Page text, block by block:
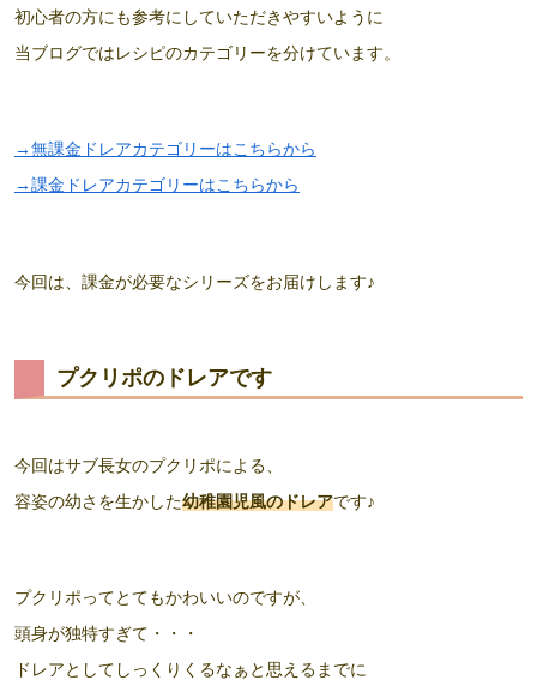
初心者の方にも参考にしていただきやすいように
当ブログではレシピのカテゴリーを分けています。
→無課金ドレアカテゴリーはこちらから
→課金ドレアカテゴリーはこちらから
今回は、課金が必要なシリーズをお届けします♪
プクリポのドレアです
今回はサブ長女のプクリポによる、
容姿の幼さを生かした幼稚園児風のドレアです♪
プクリポってとてもかわいいのですが、
頭身が独特すぎて・・・
ドレアとしてしっくりくるなぁと思えるまでに